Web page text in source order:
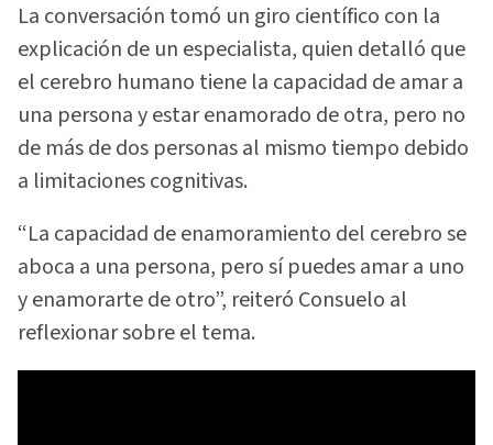
La conversación tomó un giro científico con la
explicación de un especialista, quien detalló que
el cerebro humano tiene la capacidad de amar a
una persona y estar enamorado de otra, pero no
de más de dos personas al mismo tiempo debido
a limitaciones cognitivas.
“La capacidad de enamoramiento del cerebro se
aboca a una persona, pero sí puedes amar a uno
y enamorarte de otro”, reiteró Consuelo al
reflexionar sobre el tema.